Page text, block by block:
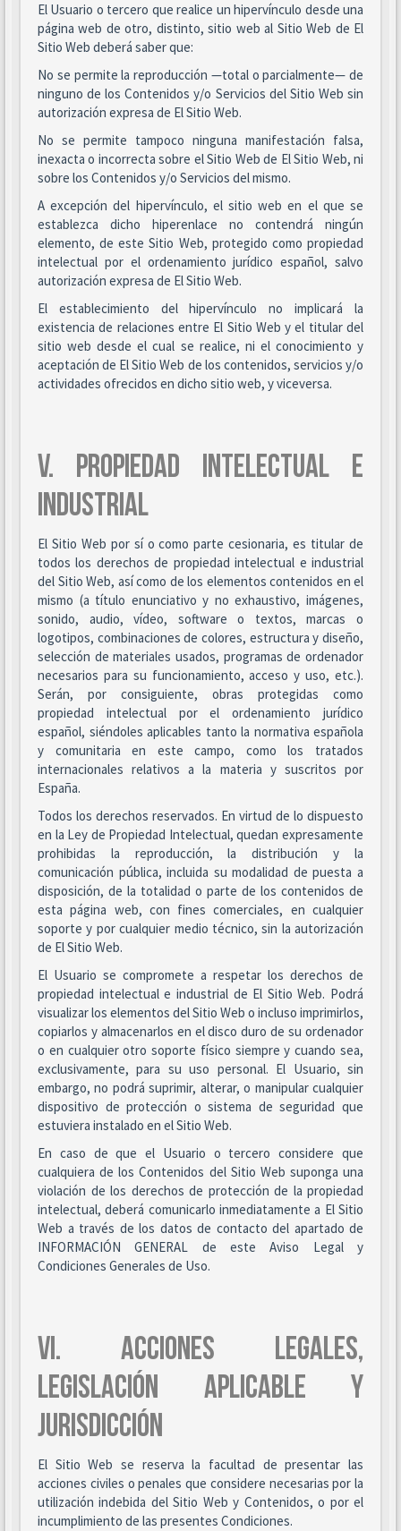
El Usuario o tercero que realice un hipervínculo desde una
página web de otro, distinto, sitio web al Sitio Web de El
Sitio Web deberá saber que:
No se permite la reproducción —total o parcialmente— de
ninguno de los Contenidos y/o Servicios del Sitio Web sin
autorización expresa de El Sitio Web.
No se permite tampoco ninguna manifestación falsa,
inexacta o incorrecta sobre el Sitio Web de El Sitio Web, ni
sobre los Contenidos y/o Servicios del mismo.
A excepción del hipervínculo, el sitio web en el que se
establezca dicho hiperenlace no contendrá ningún
elemento, de este Sitio Web, protegido como propiedad
intelectual por el ordenamiento jurídico español, salvo
autorización expresa de El Sitio Web.
El establecimiento del hipervínculo no implicará la
existencia de relaciones entre El Sitio Web y el titular del
sitio web desde el cual se realice, ni el conocimiento y
aceptación de El Sitio Web de los contenidos, servicios y/o
actividades ofrecidos en dicho sitio web, y viceversa.
V. PROPIEDAD INTELECTUAL E
INDUSTRIAL
El Sitio Web por sí o como parte cesionaria, es titular de
todos los derechos de propiedad intelectual e industrial
del Sitio Web, así como de los elementos contenidos en el
mismo (a título enunciativo y no exhaustivo, imágenes,
sonido, audio, vídeo, software o textos, marcas o
logotipos, combinaciones de colores, estructura y diseño,
selección de materiales usados, programas de ordenador
necesarios para su funcionamiento, acceso y uso, etc.).
Serán, por consiguiente, obras protegidas como
propiedad intelectual por el ordenamiento jurídico
español, siéndoles aplicables tanto la normativa española
y comunitaria en este campo, como los tratados
internacionales relativos a la materia y suscritos por
España.
Todos los derechos reservados. En virtud de lo dispuesto
en la Ley de Propiedad Intelectual, quedan expresamente
prohibidas la reproducción, la distribución y la
comunicación pública, incluida su modalidad de puesta a
disposición, de la totalidad o parte de los contenidos de
esta página web, con fines comerciales, en cualquier
soporte y por cualquier medio técnico, sin la autorización
de El Sitio Web.
El Usuario se compromete a respetar los derechos de
propiedad intelectual e industrial de El Sitio Web. Podrá
visualizar los elementos del Sitio Web o incluso imprimirlos,
copiarlos y almacenarlos en el disco duro de su ordenador
o en cualquier otro soporte físico siempre y cuando sea,
exclusivamente, para su uso personal. El Usuario, sin
embargo, no podrá suprimir, alterar, o manipular cualquier
dispositivo de protección o sistema de seguridad que
estuviera instalado en el Sitio Web.
En caso de que el Usuario o tercero considere que
cualquiera de los Contenidos del Sitio Web suponga una
violación de los derechos de protección de la propiedad
intelectual, deberá comunicarlo inmediatamente a El Sitio
Web a través de los datos de contacto del apartado de
INFORMACIÓN GENERAL de este Aviso Legal y
Condiciones Generales de Uso.
VI. ACCIONES LEGALES,
LEGISLACIÓN APLICABLE Y
JURISDICCIÓN
El Sitio Web se reserva la facultad de presentar las
acciones civiles o penales que considere necesarias por la
utilización indebida del Sitio Web y Contenidos, o por el
incumplimiento de las presentes Condiciones.